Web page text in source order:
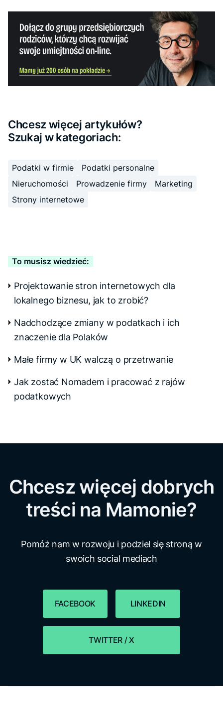
Chcesz więcej artykułów?
Szukaj w kategoriach:
Podatki w firmie
Podatki personalne
Nieruchomości
Prowadzenie firmy
Marketing
Strony internetowe
To musisz wiedzieć:
Projektowanie stron internetowych dla
lokalnego biznesu, jak to zrobić?
Nadchodzące zmiany w podatkach i ich
znaczenie dla Polaków
Małe firmy w UK walczą o przetrwanie
Jak zostać Nomadem i pracować z rajów
podatkowych
Chcesz więcej dobrych
treści na Mamonie?
Pomóż nam w rozwoju i podziel się stroną w
swoich social mediach
FACEBOOK LINKEDIN
TWITTER / X